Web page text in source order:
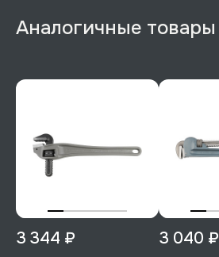
Аналогичные товары
3 344 ₽ 3 040 ₽